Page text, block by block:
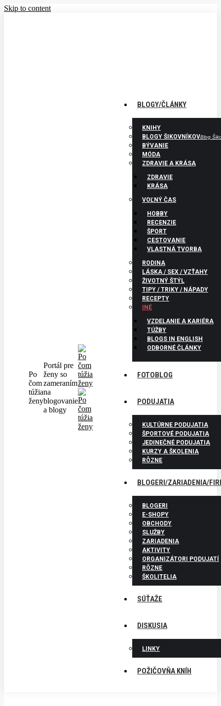
Skip to content
Po
čom
túžia
ženy
Portál pre
ženy so
zameraním
na
blogovanie
a blogy
BLOGY/ČLÁNKY
KNIHY
BLOGY ŠIKOVNÍKOVBlog
BÝVANIE
MÓDA
ZDRAVIE A KRÁSA
ZDRAVIE
KRÁSA
VOĽNÝ ČAS
HOBBY
RECENZIE
ŠPORT
CESTOVANIE
VLASTNÁ TVORBA
RODINA
LÁSKA / SEX / VZŤAHY
ŽIVOTNÝ ŠTÝL
TIPY / TRIKY / NÁPADY
RECEPTY
INÉ
VZDELANIE A KARIÉRA
TÚŽBY
BLOGS IN ENGLISH
ODBORNÉ ČLÁNKY
FOTOBLOG
PODUJATIA
KULTÚRNE PODUJATIA
ŠPORTOVÉ PODUJATIA
JEDINEČNÉ PODUJATIA
KURZY A ŠKOLENIA
RÔZNE
BLOGERI/ZARIADENIA/
BLOGERI
E-SHOPY
OBCHODY
SLUŽBY
ZARIADENIA
AKTIVITY
ORGANIZÁTORI PODUJATÍ
RÔZNE
ŠKOLITELIA
SÚŤAŽE
DISKUSIA
LINKY
POŽIČOVŇA KNÍH